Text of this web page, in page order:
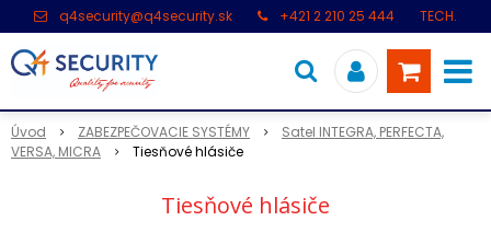
q4security@q4security.sk +421 2 210 25 444
TECH.
Úvod ZABEZPEČOVACIE SYSTÉMY
Satel INTEGRA, PERFECTA,
VERSA, MICRA
Tiesňové hlásiče
Tiesňové hlásiče